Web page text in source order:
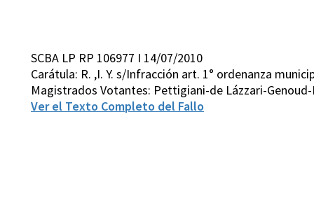
SCBA LP RP 106977 I 14/07/2010
Carátula: R. ,I. Y. s/Infracción art. 1° ordenanza
Magistrados Votantes: Pettigiani-de Lázzari-
Ver el Texto Completo del Fallo